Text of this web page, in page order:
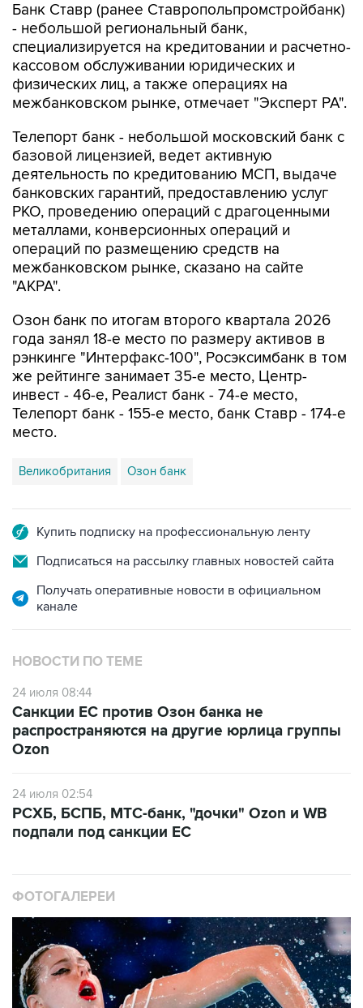
Банк Ставр (ранее Ставропольпромстройбанк)
- небольшой региональный банк,
специализируется на кредитовании и расчетно-
кассовом обслуживании юридических и
физических лиц, а также операциях на
межбанковском рынке, отмечает "Эксперт РА".
Телепорт банк - небольшой московский банк с
базовой лицензией, ведет активную
деятельность по кредитованию МСП, выдаче
банковских гарантий, предоставлению услуг
РКО, проведению операций с драгоценными
металлами, конверсионных операций и
операций по размещению средств на
межбанковском рынке, сказано на сайте
"АКРА".
Озон банк по итогам второго квартала 2026
года занял 18-е место по размеру активов в
рэнкинге "Интерфакс-100", Росэксимбанк в том
же рейтинге занимает 35-е место, Центр-
инвест - 46-е, Реалист банк - 74-е место,
Телепорт банк - 155-е место, банк Ставр - 174-е
место.
Великобритания Озон банк
Купить подписку на профессиональную ленту
Подписаться на рассылку главных новостей сайта
Получать оперативные новости в официальном
канале
НОВОСТИ ПО ТЕМЕ
24 июля 08:44
Санкции ЕС против Озон банка не
распространяются на другие юрлица группы
Ozon
24 июля 02:54
РСХБ, БСПБ, МТС-банк, "дочки" Ozon и WB
подпали под санкции ЕС
ФОТОГАЛЕРЕИ